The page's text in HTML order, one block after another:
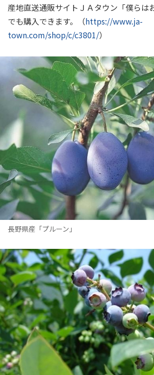
産地直送通販サイトＪＡタウン「僕らは
でも購入できます。（https://www.ja-
town.com/shop/c/c3801/）
長野県産「プルーン」